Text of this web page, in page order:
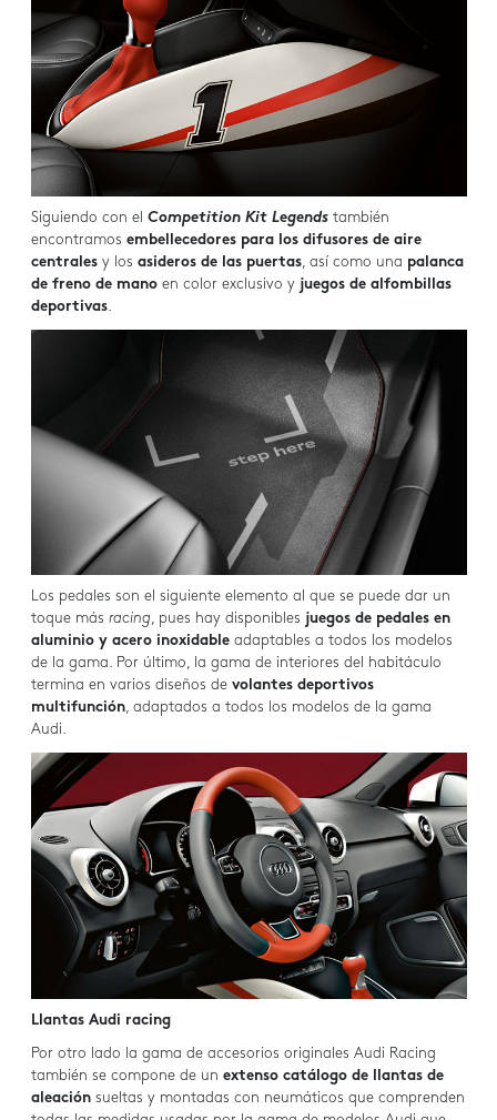
Siguiendo con el Competition Kit Legendstambién
encontramos embellecedores para los difusores de aire
centralesy los asideros de las puertas, así como una palanca
de freno de manoen color exclusivo y juegos de alfombillas
deportivas.
Los pedales son el siguiente elemento al que se puede dar un
toque más racing, pues hay disponibles juegos de pedales en
aluminio y acero inoxidableadaptables a todos los modelos
de la gama. Por último, la gama de interiores del habitáculo
termina en varios diseños de volantes deportivos
multifunción, adaptados a todos los modelos de la gama
Audi.
Llantas Audi racing
Por otro lado la gama de accesorios originales Audi Racing
también se compone de un extenso catálogo de llantas de
aleaciónsueltas y montadas con neumáticos que comprenden